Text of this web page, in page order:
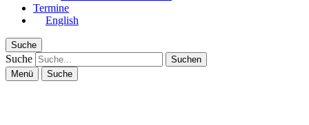
Termine
English
Suche
Suche
Menü Suche